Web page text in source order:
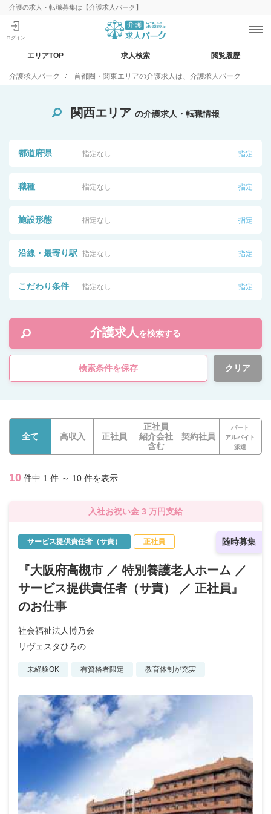
介護の求人・転職募集は【介護求人パーク】
エリアTOP 求人検索 閲覧履歴
介護求人パーク 首都圏・関東エリアの介護求人は、介護求人パーク
関西エリア の介護求人・転職情報
都道府県 指定なし 指定
職種 指定なし 指定
施設形態 指定なし 指定
沿線・最寄り駅 指定なし 指定
こだわり条件 指定なし 指定
介護求人 を検索する
検索条件を保存 クリア
全て 高収入 正社員
正社員
紹介会社
含む
契約社員
パート
アルバイト
派遣
10 件中 1 件 ～ 10 件を表示
入社お祝い金 3 万円支給
随時募集
サービス提供責任者（サ責） 正社員
『大阪府高槻市 ／ 特別養護老人ホーム ／
サービス提供責任者（サ責） ／ 正社員』
のお仕事
社会福祉法人博乃会
リヴェスタひろの
未経験OK 有資格者限定 教育体制が充実